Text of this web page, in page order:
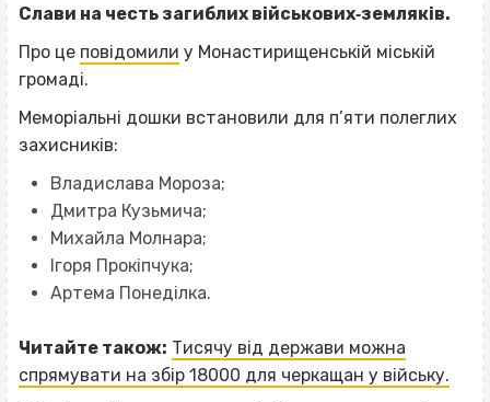
Слави на честь загиблих військових‐земляків.
Про це повідомили у Монастирищенській міській
громаді.
Меморіальні дошки встановили для п’яти полеглих
захисників:
Владислава Мороза;
Дмитра Кузьмича;
Михайла Молнара;
Ігоря Прокіпчука;
Артема Понеділка.
Читайте також: Тисячу від держави можна
спрямувати на збір 18000 для черкащан у війську.